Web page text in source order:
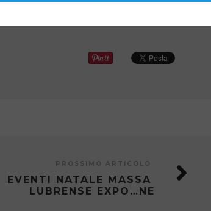
PROSSIMO ARTICOLO
EVENTI NATALE MASSA
LUBRENSE EXPO…NE